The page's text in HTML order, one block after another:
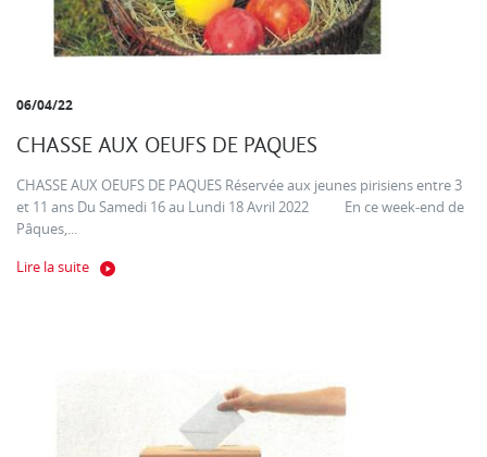
06/04/22
CHASSE AUX OEUFS DE PAQUES
CHASSE AUX OEUFS DE PAQUES Réservée aux jeunes pirisiens entre 3
et 11 ans Du Samedi 16 au Lundi 18 Avril 2022 En ce week-end de
Pâques,...
Lire la suite